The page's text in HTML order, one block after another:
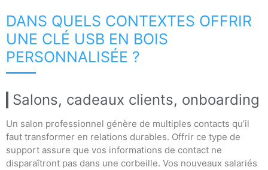
DANS QUELS CONTEXTES OFFRIR
UNE CLÉ USB EN BOIS
PERSONNALISÉE ?
Salons, cadeaux clients, onboarding
Un salon professionnel génère de multiples contacts qu’il
faut transformer en relations durables. Offrir ce type de
support assure que vos informations de contact ne
disparaîtront pas dans une corbeille. Vos nouveaux salariés